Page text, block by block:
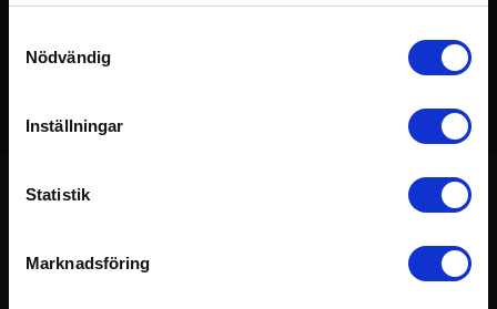
Nödvändig
Inställningar
Statistik
Marknadsföring
75 min Yoga som Medicin